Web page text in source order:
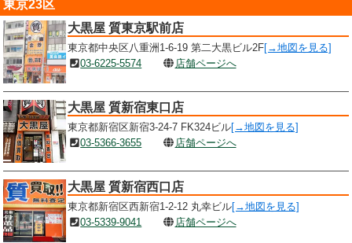
東京23区
大黒屋 質東京駅前店
東京都中央区八重洲1-6-19 第二大黒ビル2F[→地図を見る]
03-6225-5574
店舗ページへ
大黒屋 質新宿東口店
東京都新宿区新宿3-24-7 FK324ビル[→地図を見る]
03-5366-3655
店舗ページへ
大黒屋 質新宿西口店
東京都新宿区西新宿1-2-12 丸幸ビル[→地図を見る]
03-5339-9041
店舗ページへ